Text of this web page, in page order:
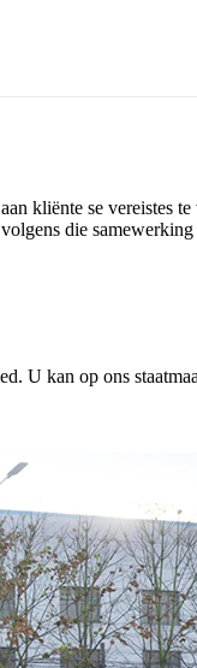
kliënte se vereistes
die
U kan op ons